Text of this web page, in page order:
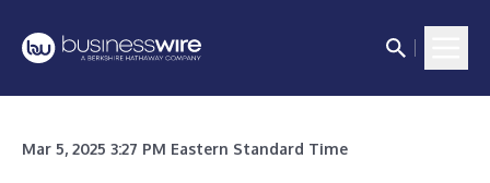
Mar 5, 2025 3:27 PM Eastern Standard Time